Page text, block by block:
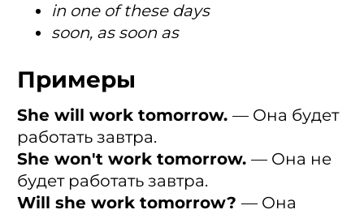
in one of these days
soon, as soon as
Примеры
She will work tomorrow. — Она будет
работать завтра.
She won't work tomorrow. — Она не
будет работать завтра.
Will she work tomorrow? — Она